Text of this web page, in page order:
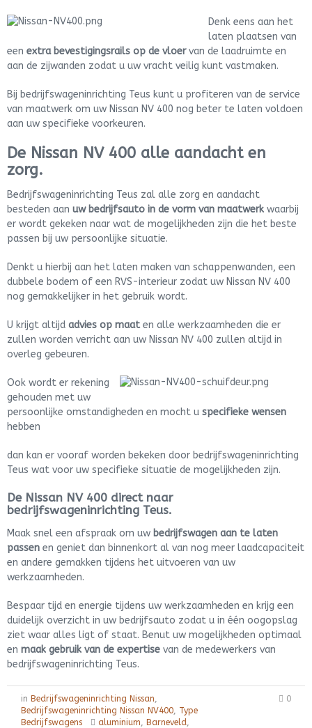
Denk eens aan het
laten plaatsen van
een extra bevestigingsrails op de vloervan de laadruimte en
aan de zijwanden zodat u uw vracht veilig kunt vastmaken.
Bij bedrijfswageninrichting Teus kunt u profiteren van de service
van maatwerk om uw Nissan NV 400 nog beter te laten voldoen
aan uw specifieke voorkeuren.
De Nissan NV 400 alle aandacht en
zorg.
Bedrijfswageninrichting Teus zal alle zorg en aandacht
besteden aan uw bedrijfsauto in de vorm van maatwerk waarbij
er wordt gekeken naar wat de mogelijkheden zijn die het beste
passen bij uw persoonlijke situatie.
Denkt u hierbij aan het laten maken van schappenwanden, een
dubbele bodem of een RVS-interieur zodat uw Nissan NV 400
nog gemakkelijker in het gebruik wordt.
U krijgt altijd advies op maat en alle werkzaamheden die er
zullen worden verricht aan uw Nissan NV 400 zullen altijd in
overleg gebeuren.
Ook wordt er rekening
gehouden met uw
persoonlijke omstandigheden en mocht u specifieke wensen
hebben
dan kan er vooraf worden bekeken door bedrijfswageninrichting
Teus wat voor uw specifieke situatie de mogelijkheden zijn.
De Nissan NV 400 direct naar
bedrijfswageninrichting Teus.
Maak snel een afspraak om uw bedrijfswagen aan te laten
passen en geniet dan binnenkort al van nog meer laadcapaciteit
en andere gemakken tijdens het uitvoeren van uw
werkzaamheden.
Bespaar tijd en energie tijdens uw werkzaamheden en krijg een
duidelijk overzicht in uw bedrijfsauto zodat u in één oogopslag
ziet waar alles ligt of staat. Benut uw mogelijkheden optimaal
en maak gebruik van de expertise van de medewerkers van
bedrijfswageninrichting Teus.
in Bedrijfswageninrichting Nissan
Bedrijfswageninrichting Nissan NV400
Type
Bedrijfswagens
aluminium Barneveld
0